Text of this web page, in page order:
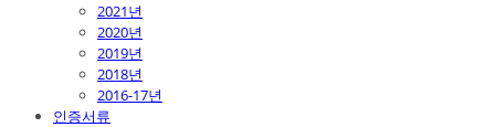
2021년
2020년
2019년
2018년
2016-17년
인증서류